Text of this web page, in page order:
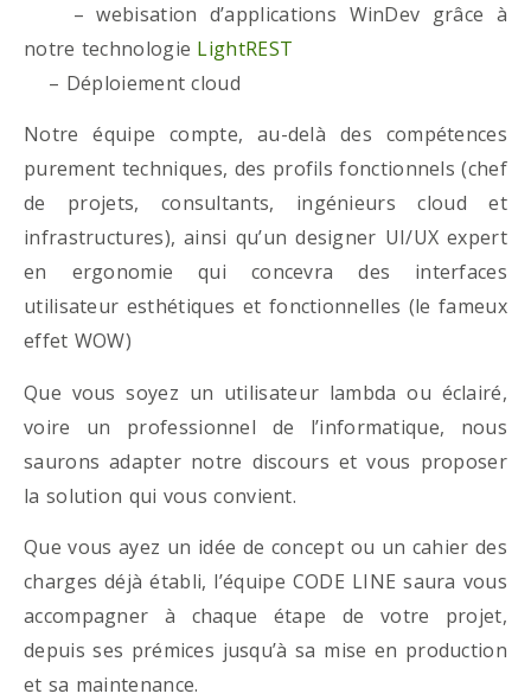
– webisation d’applications WinDev grâce à
notre technologie LightREST
– Déploiement cloud
Notre équipe compte, au-delà des compétences
purement techniques, des profils fonctionnels (chef
de projets, consultants, ingénieurs cloud et
infrastructures), ainsi qu’un designer UI/UX expert
en ergonomie qui concevra des interfaces
utilisateur esthétiques et fonctionnelles (le fameux
effet WOW)
Que vous soyez un utilisateur lambda ou éclairé,
voire un professionnel de l’informatique, nous
saurons adapter notre discours et vous proposer
la solution qui vous convient.
Que vous ayez un idée de concept ou un cahier des
charges déjà établi, l’équipe CODE LINE saura vous
accompagner à chaque étape de votre projet,
depuis ses prémices jusqu’à sa mise en production
et sa maintenance.